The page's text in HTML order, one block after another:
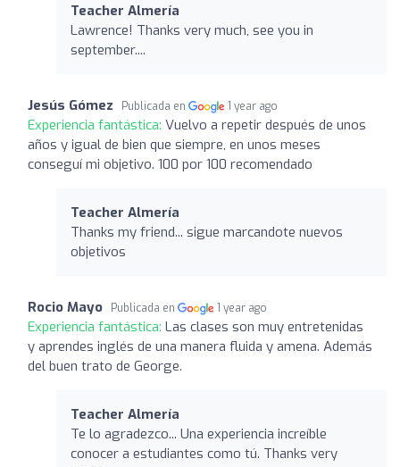
Teacher Almería
Lawrence! Thanks very much, see you in
september....
Jesús Gómez Publicada en 1 year ago
Experiencia fantástica: Vuelvo a repetir después de unos
años y igual de bien que siempre, en unos meses
conseguí mi objetivo. 100 por 100 recomendado
Teacher Almería
Thanks my friend... sigue marcandote nuevos
objetivos
Rocio Mayo Publicada en 1 year ago
Experiencia fantástica: Las clases son muy entretenidas
y aprendes inglés de una manera fluida y amena. Además
del buen trato de George.
Teacher Almería
Te lo agradezco... Una experiencia increíble
conocer a estudiantes como tú. Thanks very